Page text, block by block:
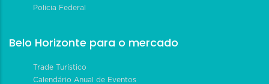
Polícia Federal
Belo Horizonte para o mercado
Trade Turístico
Calendário Anual de Eventos